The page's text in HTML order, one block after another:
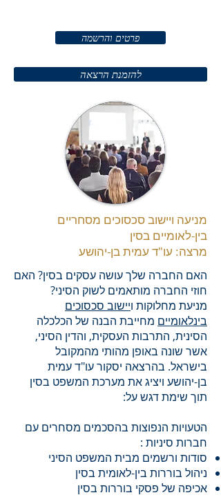
פרטים והרשמה
להזמנת הרצאה
מניעה ויישוב סכסוכים מסחריים
מרצה: עו"ד עמית בן-יהושע
האם החברה שלך עושה עסקים בסין? האם
חוזי החברה מותאמים לשוק הסיני?
מניעת מחלוקות ויישוב סכסוכים
בינלאומיים מחייבת הבנה של הכלכלה
הסינית, התרבות העסקית, והדין הסיני,
אשר שונה באופן מהותי מהמקובל
בישראל. בהרצאה יסקור עו"ד עמית
בן-יהושע ויציג את מערכת המשפט בסין
תוך שימת דגש על:
הטעויות הנפוצות בהסכמים מסחרים עם
חברות סיניות :
סודות ורשמים מבית המשפט הסיני
ניהול בוררות בין-לאומית בסין
אכיפה של פסקי בוררות בסין